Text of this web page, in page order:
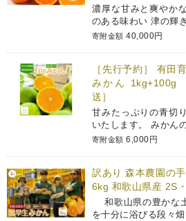
濃厚な甘みと爽やか
のある味わい 津の輝
寄附金額 40,000円
［先行予約］ 有田
みかん 1kg+100g
送］
甘みたっぷりの青切
いたします。 みかん
寄附金額 6,000円
訳あり 森本農園の
6kg 和歌山県産 2S
和歌山県の豊かな
を十分に浴びる段々